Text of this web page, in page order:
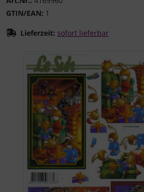
GTIN/EAN: 1
Lieferzeit: sofort lieferbar
Wenn mehr als ein Produktbild